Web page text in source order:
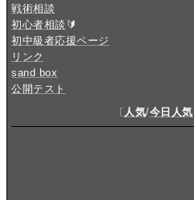
戦術相談
初心者相談 🔰
初中級者応援ページ
リンク
sand box
公開テスト
〔 人気/今日人気